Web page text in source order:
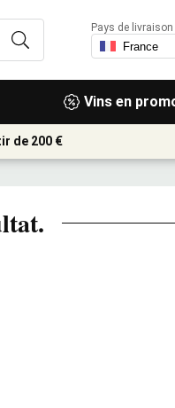
Vins en
Pays de livraison
de 200 €